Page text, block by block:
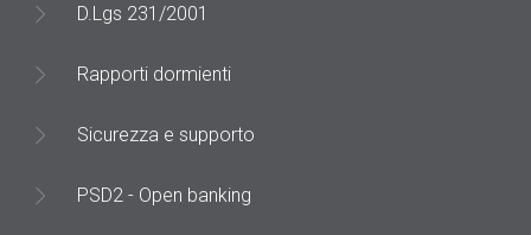
D.Lgs 231/2001
Rapporti dormienti
Sicurezza e supporto
PSD2 - Open banking